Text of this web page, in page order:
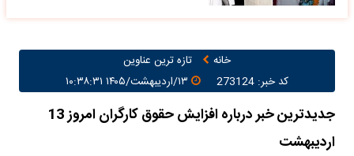
خانه
تازه ترین عناوین
کد خبر: 273124
جدیدترین خبر درباره افزایش حقوق کارگران امروز 13
اردیبهشت